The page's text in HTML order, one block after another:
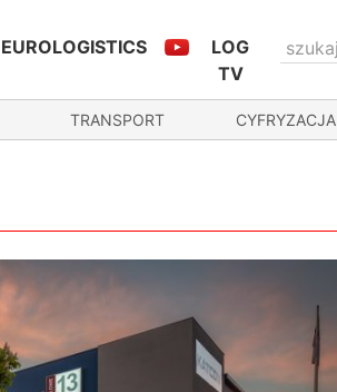
EUROLOGISTICS
LOG
TV
TRANSPORT CYFRYZACJA